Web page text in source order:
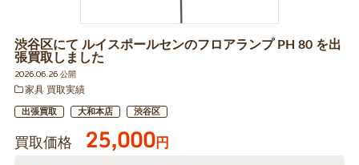
渋谷区にて ルイスポールセンのフロアランプ PH 80 を出
張買取しました
2026.06.26 公開
家具 買取実績
出張買取 大和本店 渋谷区
買取価格 25,000円